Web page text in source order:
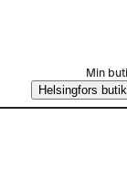
Min
Helsingfors butik